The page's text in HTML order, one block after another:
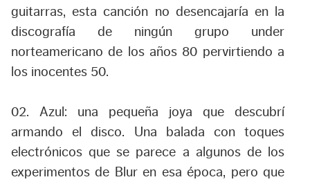
guitarras, esta canción no desencajaría en la
discografía de ningún grupo under
norteamericano de los años 80 pervirtiendo a
los inocentes 50.
02. Azul: una pequeña joya que descubrí
armando el disco. Una balada con toques
electrónicos que se parece a algunos de los
experimentos de Blur en esa época, pero que